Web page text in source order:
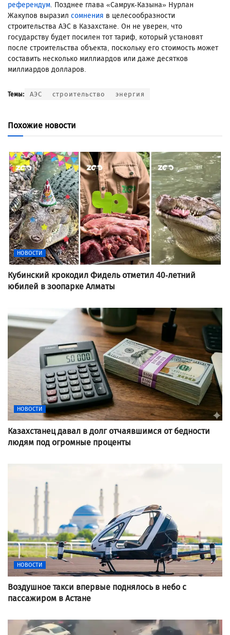
референдум. Позднее глава «Самрук-Казына» Нурлан
Жакупов выразил сомнения в целесообразности
строительства АЭС в Казахстане. Он не уверен, что
государству будет посилен тот тариф, который установят
после строительства объекта, поскольку его стоимость может
составить несколько миллиардов или даже десятков
миллиардов долларов.
Темы: АЭС строительство энергия
Похожие новости
НОВОСТИ
Кубинский крокодил Фидель отметил 40-летний
юбилей в зоопарке Алматы
НОВОСТИ
Казахстанец давал в долг отчаявшимся от бедности
людям под огромные проценты
НОВОСТИ
Воздушное такси впервые поднялось в небо с
пассажиром в Астане